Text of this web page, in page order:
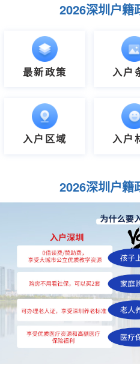
2026深圳户籍
最新政策 入户
入户区域 入户
2026深圳户籍